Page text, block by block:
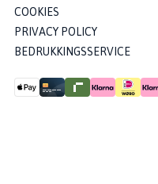
COOKIES
PRIVACY POLICY
BEDRUKKINGSSERVICE